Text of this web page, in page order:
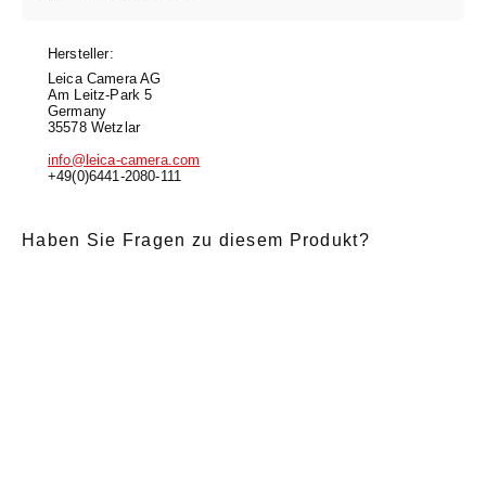
Hersteller:
Leica Camera AG
Am Leitz-Park 5
Germany
35578 Wetzlar
info@leica-camera.com
+49(0)6441-2080-111
Haben Sie Fragen zu diesem Produkt?